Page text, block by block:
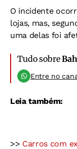
O incidente
lojas, mas,
uma delas foi
Tudo sobre
Entre no
Leia também:
>> Carros com